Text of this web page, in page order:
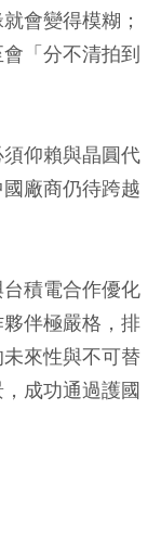
會變得模糊；
「分不清拍到
仰賴與晶圓代
廠商仍待跨越
積電合作優化
伴極嚴格，排
來性與不可替
成功通過護國